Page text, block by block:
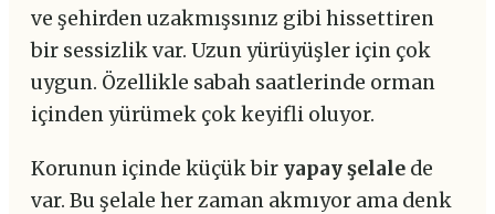
ve şehirden uzakmışsınız gibi hissettiren
bir sessizlik var. Uzun yürüyüşler için çok
uygun. Özellikle sabah saatlerinde orman
içinden yürümek çok keyifli oluyor.
Korunun içinde küçük bir yapay şelale de
var. Bu şelale her zaman akmıyor ama denk